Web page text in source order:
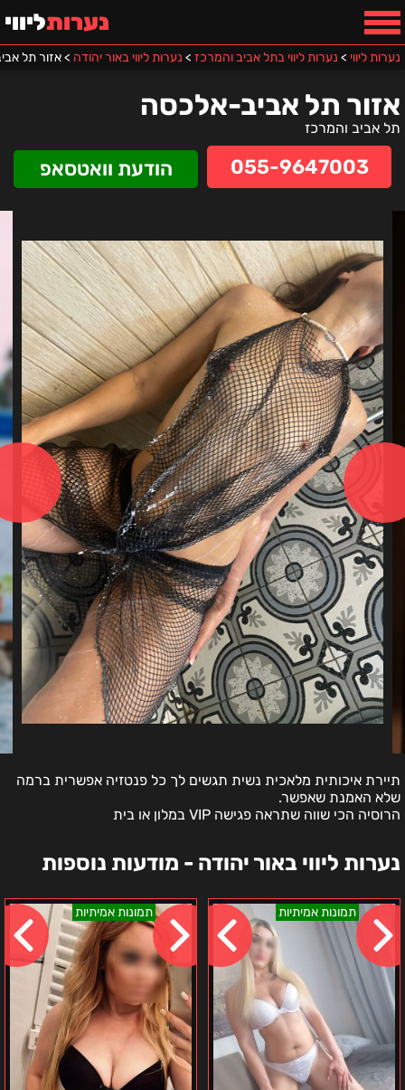
אזור תל אביב-אלכסה
תל אביב והמרכז
055-9647003 הודעת וואטסאפ
נערותליווי
נערות ליווי > נערות ליווי בתל אביב והמרכז > נערות ליווי באור יהודה >אזור תל
תיירת איכותית מלאכית נשית תגשים לך כל פנטזיה אפשרית ברמה
שלא האמנת שאפשר.
הרוסיה הכי שווה שתראה פגישה VIP במלון או בית
נערות ליווי באור יהודה - מודעות נוספות
תמונות אמיתיות
אלכסה
–
קריות
תמונות אמיתיות
באזור
הצפון
-
קרינה